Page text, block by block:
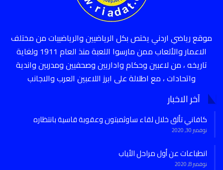
موقع رياضي اردني يختص بكل الرياضيين والرياضييات من مختلف
الاعمار والألعاب ممن مارسوا اللعبة منذ العام 1911 ولغاية
تاريخه ، من لاعبين وحكام واداريين وصحفيين ومدربين واندية
واتحادات ، مع اطلالة على ابرز اللاعبين العرب والاجانب
آخر الاخبار
كافاني تألق خلال لقاء ساوثمبتون وعقوبة قاسية بانتظاره
نوفمبر 30, 2020
انطباعات عن أول مراحل الأياب
نوفمبر 8, 2020